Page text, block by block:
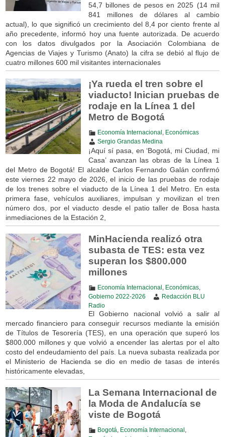
54,7 billones de pesos en 2025 (14 mil
841 millones de dólares al cambio
actual), lo que significó un crecimiento del 8,4 por ciento frente al
año precedente, informó hoy una fuente autorizada. De acuerdo
con los datos divulgados por la Asociación Colombiana de
Agencias de Viajes y Turismo (Anato) la cifra se debió al flujo de
cuatro millones 600 mil visitantes internacionales
¡Ya rueda el tren sobre el
viaducto! Inician pruebas de
rodaje en la Línea 1 del
Metro de Bogotá
Economía Internacional
Económicas
Sergio Grandas Medina
¡Aquí sí pasa, en ‘Bogotá, mi Ciudad, mi
Casa’ avanzan las obras de la Línea 1
del Metro de Bogotá! El alcalde Carlos Fernando Galán confirmó
este viernes 22 mayo de 2026, el inicio de las pruebas de rodaje
de los trenes sobre el viaducto de la Línea 1 del Metro. En esta
primera fase, vehículos auxiliares, impulsan y movilizan el tren
número dos, por el viaducto desde el patio taller de Bosa hasta
inmediaciones de la Estación 2,
MinHacienda realizó otra
subasta de TES: esta vez
superan los $800.000
millones
Economía Internacional Económicas,
Gobierno 2022-2026
Redacción BLU
Radio
El Gobierno nacional volvió a salir al
mercado financiero para conseguir recursos mediante la emisión
de Títulos de Tesorería (TES), en una operación que superó los
$800.000 millones y que volvió a encender las alertas por el alto
costo del endeudamiento del país. La nueva subasta realizada por
el Ministerio de Hacienda se dio en medio de tasas de interés
históricamente elevadas,
La Semana Internacional de
la Moda de Andalucía se
viste de Bogotá
Bogotá Economía Internacional